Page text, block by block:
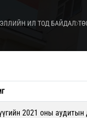
ИЛ ТОД БАЙДАЛ
2021 оны аудитын